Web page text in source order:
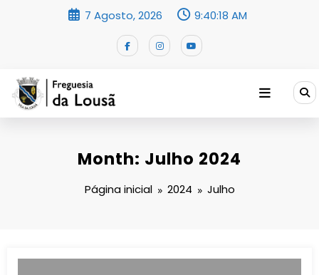
7 Agosto, 2026 9:40:19 AM
Month: Julho 2024
Página inicial 2024 Julho